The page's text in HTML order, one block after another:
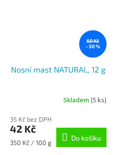
60 Kč
–30 %
Nosní mast NATURAL, 12 g
Skladem (5 ks)
35 Kč bez DPH
42 Kč
Měrná
350 Kč / 100 g
Do košíku